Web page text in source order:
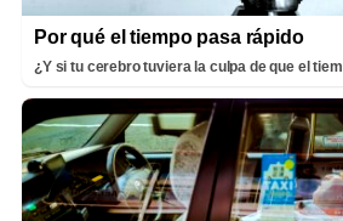
Por qué el tiempo pasa rápido
¿Y si tu cerebro tuviera la culpa de que el